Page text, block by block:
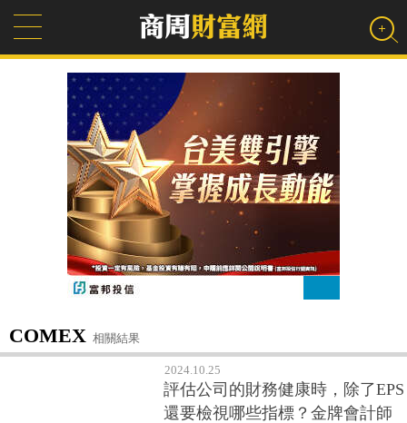
COMEX 相關結果
2024.10.25
評估公司的財務健康時，除了EPS
還要檢視哪些指標？金牌會計師